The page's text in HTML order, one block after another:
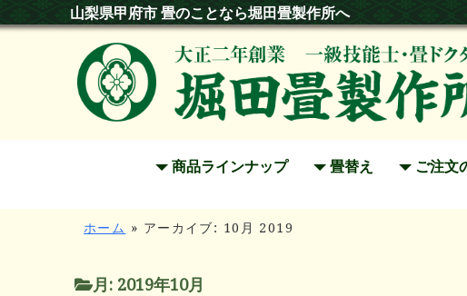
山梨県甲府市 畳のことなら堀田畳製作所へ
商品ラインナップ 畳替え ご注文
ホーム » アーカイブ: 10月 2019
月: 2019年10月